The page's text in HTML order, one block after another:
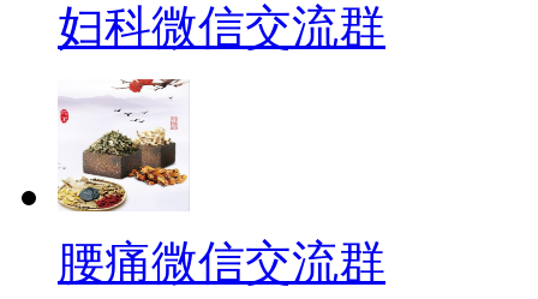
妇科微信交流群
腰痛微信交流群